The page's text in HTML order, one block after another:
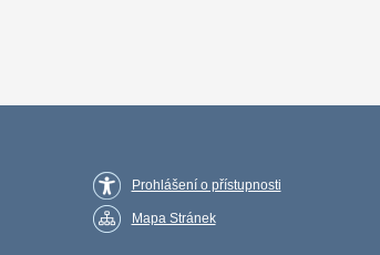
Prohlášení o přístupnosti
Mapa Stránek